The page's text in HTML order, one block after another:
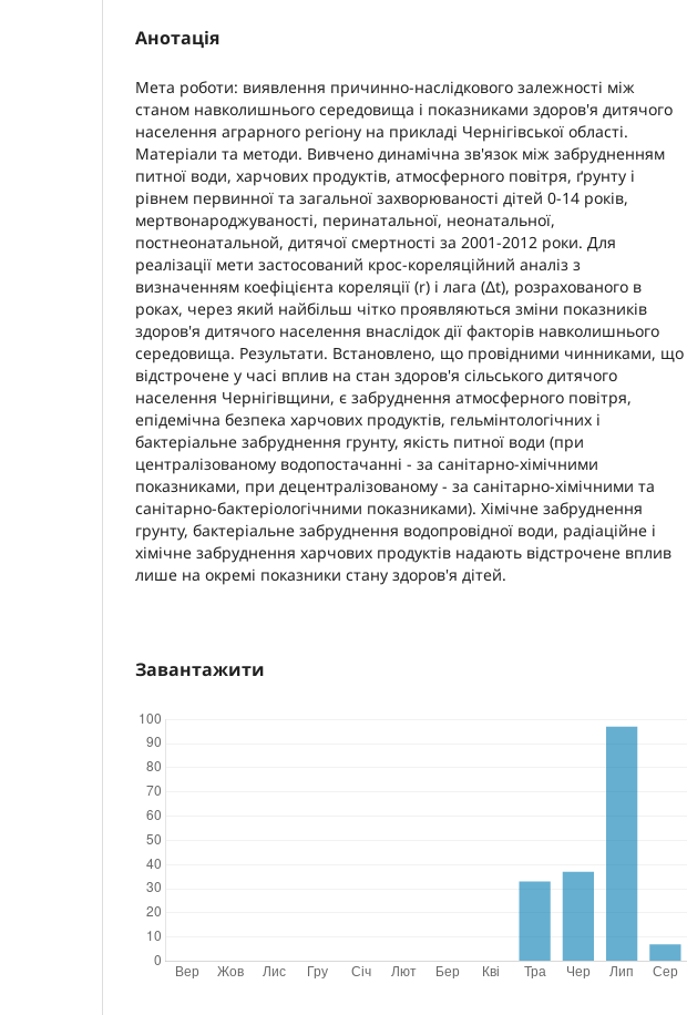
Анотація
Мета роботи: виявлення причинно-наслідкового залежності між
станом навколишнього середовища і показниками здоров'я дитячого
населення аграрного регіону на прикладі Чернігівської області.
Матеріали та методи. Вивчено динамічна зв'язок між забрудненням
питної води, харчових продуктів, атмосферного повітря, ґрунту і
рівнем первинної та загальної захворюваності дітей 0-14 років,
мертвонароджуваності, перинатальної, неонатальної,
постнеонатальной, дитячої смертності за 2001-2012 роки. Для
реалізації мети застосований крос-кореляційний аналіз з
визначенням коефіцієнта кореляції (r) і лага (Δt), розрахованого в
роках, через який найбільш чітко проявляються зміни показників
здоров'я дитячого населення внаслідок дії факторів навколишнього
середовища. Результати. Встановлено, що провідними чинниками, що
відстрочене у часі вплив на стан здоров'я сільського дитячого
населення Чернігівщини, є забруднення атмосферного повітря,
епідемічна безпека харчових продуктів, гельмінтологічних і
бактеріальне забруднення грунту, якість питної води (при
централізованому водопостачанні - за санітарно-хімічними
показниками, при децентралізованому - за санітарно-хімічними та
санітарно-бактеріологічними показниками). Хімічне забруднення
грунту, бактеріальне забруднення водопровідної води, радіаційне і
хімічне забруднення харчових продуктів надають відстрочене вплив
лише на окремі показники стану здоров'я дітей.
Завантажити